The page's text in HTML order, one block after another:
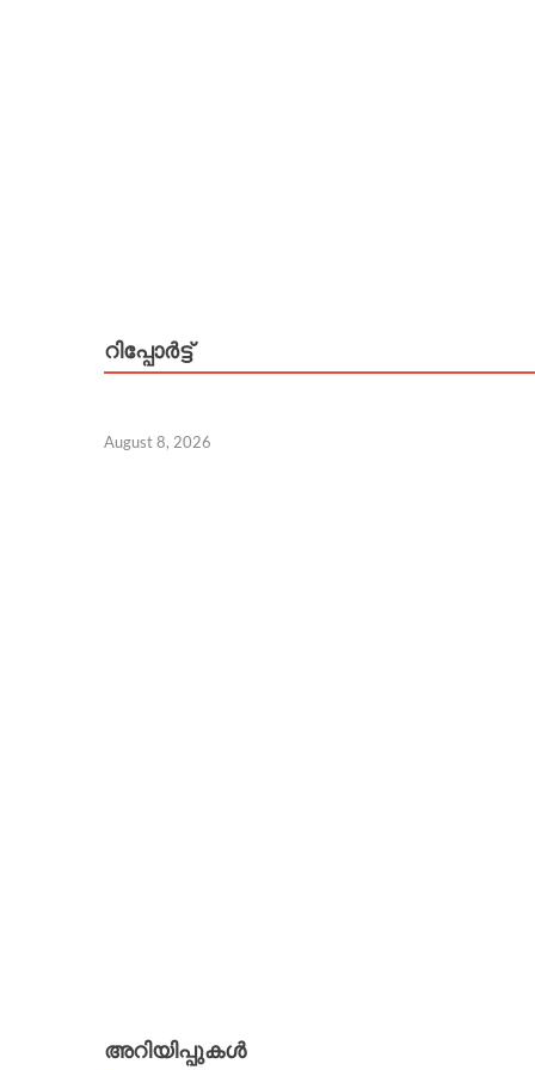
റിപ്പോര്‍ട്ട്
August 8, 2026
അറിയിപ്പുകള്‍